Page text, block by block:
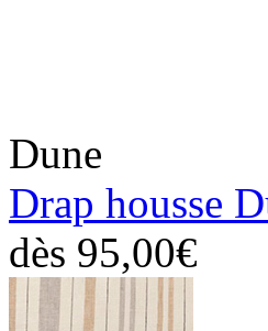
Dune
Drap housse
dès 95,00€